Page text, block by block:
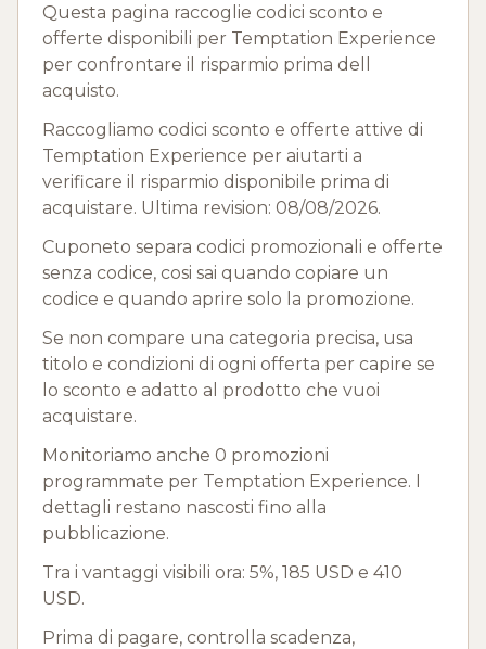
Questa pagina raccoglie codici sconto e
offerte disponibili per Temptation Experience
per confrontare il risparmio prima dell
acquisto.
Raccogliamo codici sconto e offerte attive di
Temptation Experience per aiutarti a
verificare il risparmio disponibile prima di
acquistare. Ultima revision: 08/08/2026.
Cuponeto separa codici promozionali e offerte
senza codice, cosi sai quando copiare un
codice e quando aprire solo la promozione.
Se non compare una categoria precisa, usa
titolo e condizioni di ogni offerta per capire se
lo sconto e adatto al prodotto che vuoi
acquistare.
Monitoriamo anche 0 promozioni
programmate per Temptation Experience. I
dettagli restano nascosti fino alla
pubblicazione.
Tra i vantaggi visibili ora: 5%, 185 USD e 410
USD.
Prima di pagare, controlla scadenza,